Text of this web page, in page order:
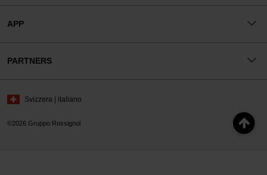
APP
PARTNERS
©2026 Gruppo Rossignol
Svizzera | italiano